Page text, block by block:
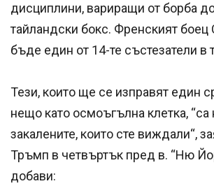
дисциплини, вариращи от борба
тайландски бокс. Френският
бъде един от 14-те състезатели в
Тези, които ще се изправят един
нещо като осмоъгълна клетка, “са
закалените, които сте виждали“,
Тръмп в четвъртък пред в. “Ню
добави: